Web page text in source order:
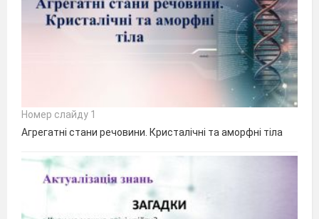
Номер слайду 1
Агрегатні стани речовини. Кристалічні та аморфні тіла